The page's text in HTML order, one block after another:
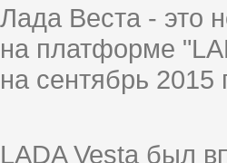
Лада Веста - это
на платформе
на сентябрь
LADA Vesta был